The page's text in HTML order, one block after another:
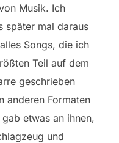
Musik. Ich
später mal daraus
Songs, die ich
Teil auf dem
geschrieben
anderen Formaten
etwas an ihnen,
und